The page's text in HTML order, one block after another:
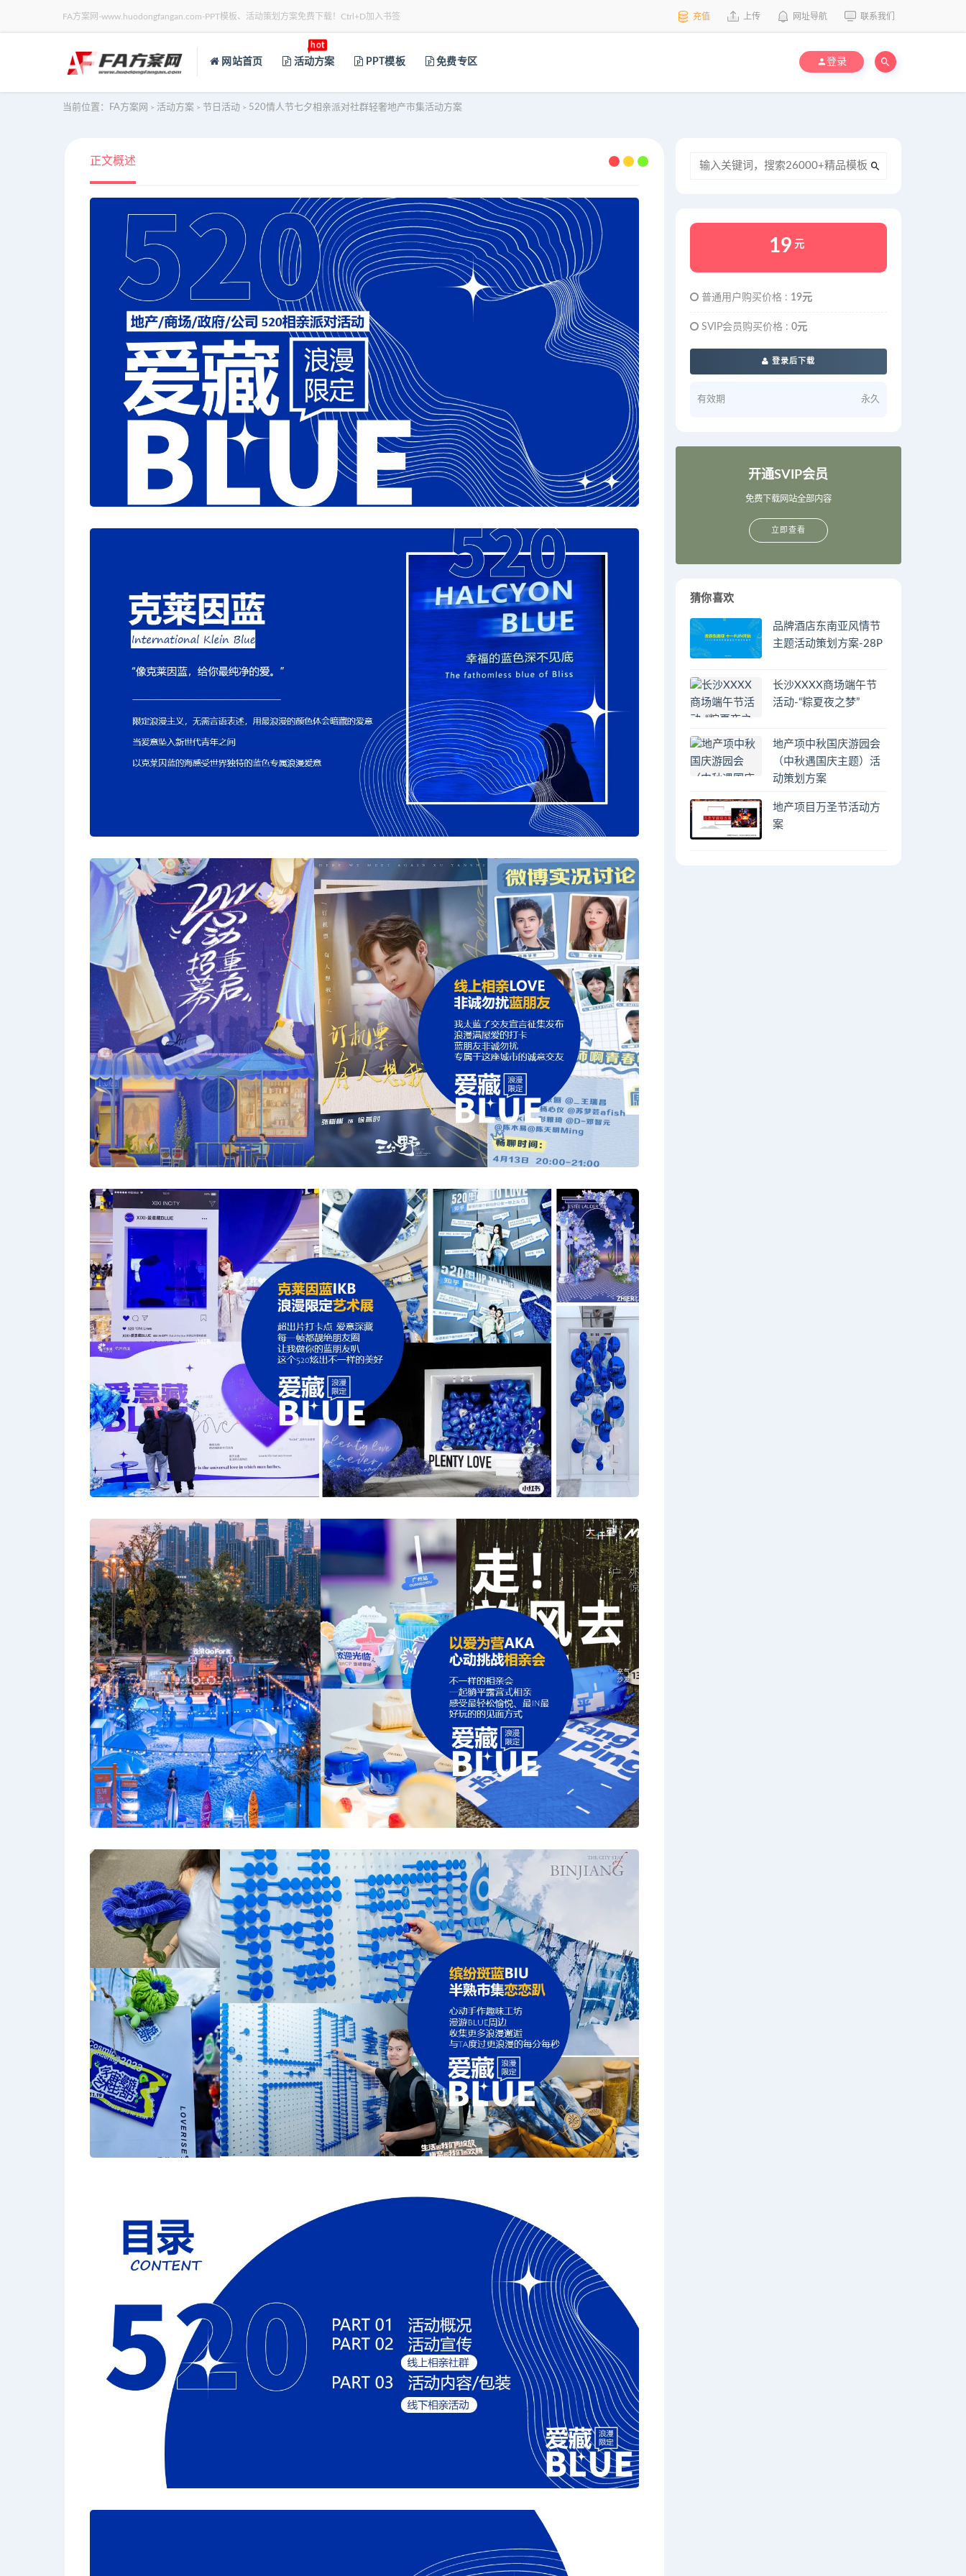
FA方案网-www.huodongfangan.com-PPT模板、活动策划方案免费下载！Ctrl+D加入书签 充值 上传 网址导航 联系我们
网站首页 活动方案
hot
PPT模板 免费专区 登录
当前位置： FA方案网 > 活动方案 > 节日活动 > 520情人节七夕相亲派对社群轻奢地产市集活动方案
正文概述
19 元
普通用户购买价格 : 19元
SVIP会员购买价格 : 0元
登录后下载
有效期 永久
开通SVIP会员
免费下载网站全部内容
立即查看
猜你喜欢
品牌酒店东南亚风情节
主题活动策划方案-28P
长沙XXXX商场端午节
活动-“粽夏夜之梦”
地产项中秋国庆游园会
（中秋遇国庆主题）活
动策划方案
地产项目万圣节活动方
案